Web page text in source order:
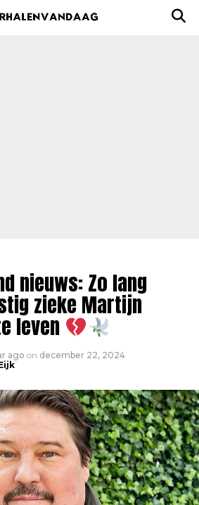
nieuws: Zo lang
zieke Martijn
leven
ago on december 22, 2024